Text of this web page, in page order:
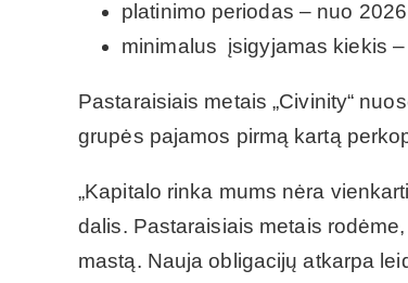
platinimo periodas – nuo
minimalus įsigyjamas kiekis
Pastaraisiais metais „Civinity“
grupės pajamos pirmą kartą
„Kapitalo rinka mums nėra
dalis. Pastaraisiais metais
mastą. Nauja obligacijų atkarpa